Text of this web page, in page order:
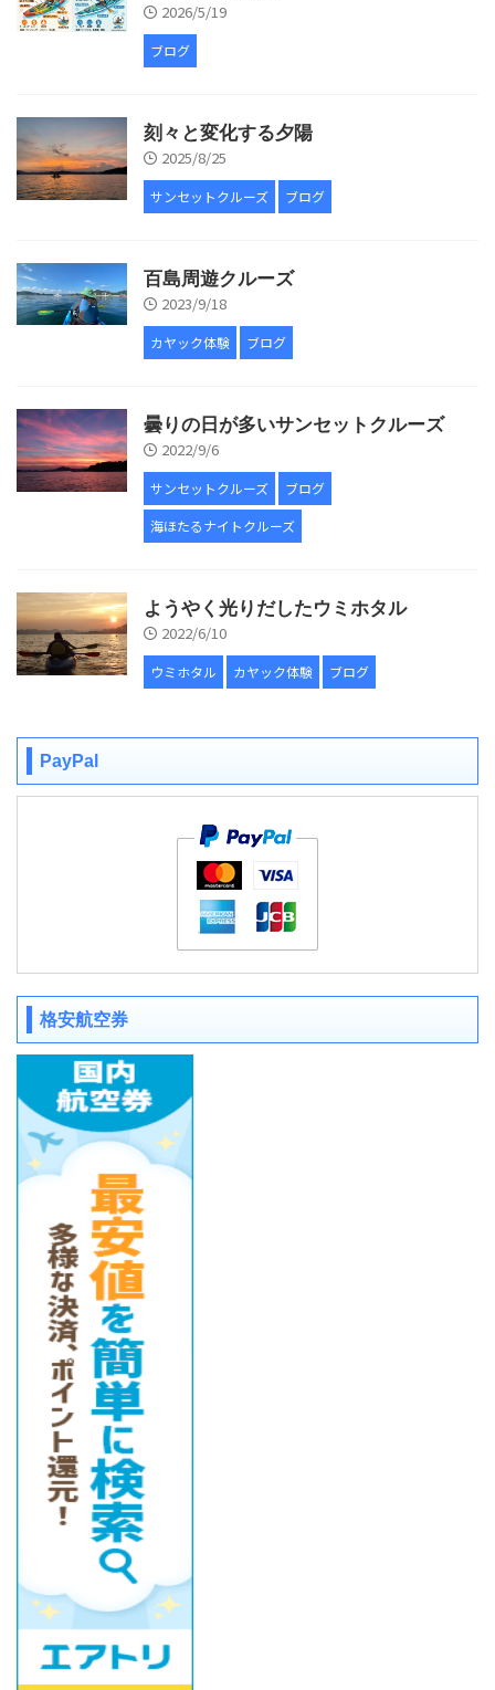
2026/5/19
ブログ
刻々と変化する夕陽
2025/8/25
サンセットクルーズ ブログ
百島周遊クルーズ
2023/9/18
カヤック体験 ブログ
曇りの日が多いサンセットクルーズ
2022/9/6
サンセットクルーズ
ブログ
海ほたるナイトクルーズ
ようやく光りだしたウミホタル
2022/6/10
ウミホタル カヤック体験 ブログ
PayPal
格安航空券